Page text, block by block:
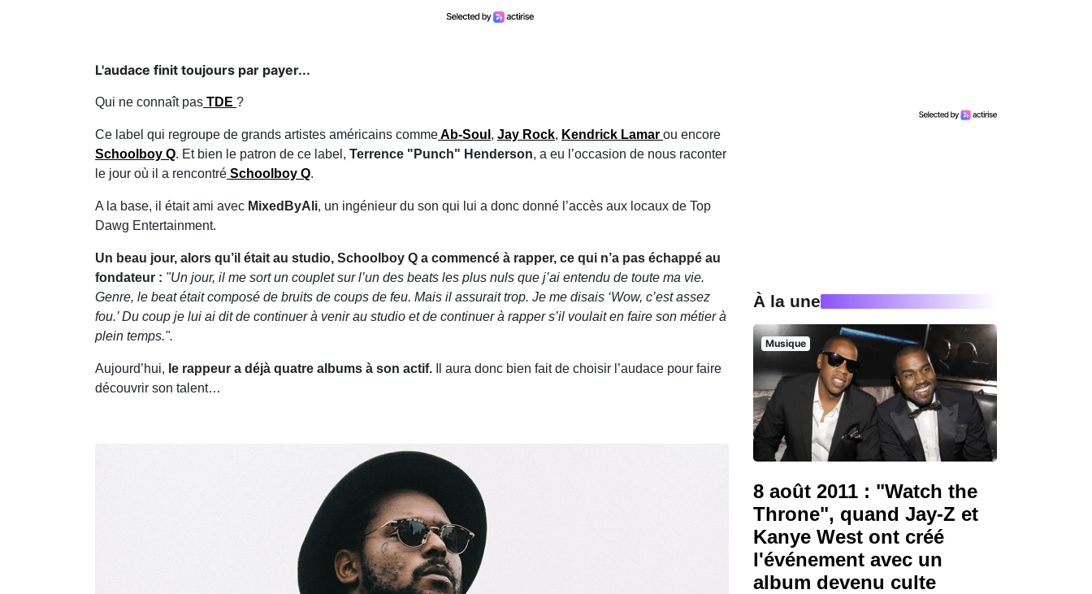
L'audace finit toujours par payer...
Qui ne connaît pas TDE ?
Ce label qui regroupe de grands artistes américains commeAb-Soul , Jay Rock, Kendrick Lamar ou encore
Schoolboy Q. Et bien le patron de ce label, Terrence "Punch" Henderson, a eu l’occasion de nous raconter
le jour où il a rencontré Schoolboy Q.
A la base, il était ami avec MixedByAli, un ingénieur du son qui lui a donc donné l’accès aux locaux de Top
Dawg Entertainment.
Un beau jour, alors qu’il était au studio, Schoolboy Q a commencé à rapper, ce qui n’a pas échappé au
fondateur : "Un jour, il me sort un couplet sur l’un des beats les plus nuls que j’ai entendu de toute ma vie.
Genre, le beat était composé de bruits de coups de feu. Mais il assurait trop. Je me disais ‘Wow, c’est assez
fou.’ Du coup je lui ai dit de continuer à venir au studio et de continuer à rapper s’il voulait en faire son métier à
plein temps.".
Aujourd’hui, le rappeur a déjà quatre albums à son actif.
Il aura donc bien fait de choisir l’audace pour faire
découvrir son talent…
À la une
Musique
8 août 2011 : "Watch the
Throne", quand Jay-Z et
Kanye West ont créé
l'événement avec un
album devenu culte